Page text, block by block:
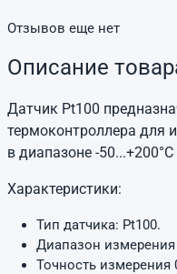
Отзывов еще нет
Описание
Датчик Pt100
термоконтроллера для
в диапазоне -50...+200°C
Характеристики:
Тип датчика: Pt100.
Диапазон измерения
Точность измерения